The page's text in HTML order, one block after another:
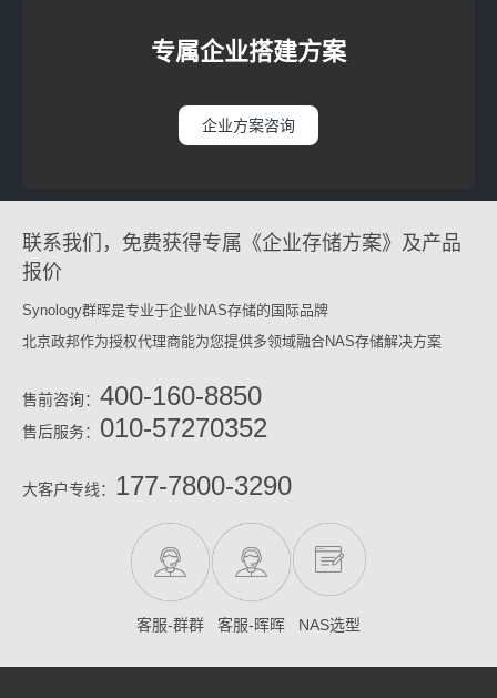
专属企业搭建方案
企业方案咨询
联系我们，免费获得专属《企业存储方案》及产品
报价
Synology群晖是专业于企业NAS存储的国际品牌
北京政邦作为授权代理商能为您提供多领域融合NAS存储解决方案
售前咨询： 400-160-8850
售后服务： 010-57270352
大客户专线： 177-7800-3290
客服-群群 客服-晖晖 NAS选型